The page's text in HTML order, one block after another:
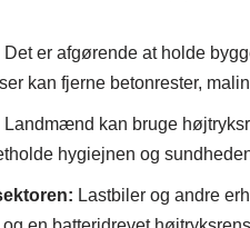
Det er afgørende at holde
kan fjerne betonrester,
Landmænd kan bruge
hygiejnen og
Lastbiler og andre